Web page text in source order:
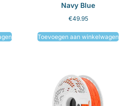
Navy Blue
€49.95
Toevoegen aan winkelwagen